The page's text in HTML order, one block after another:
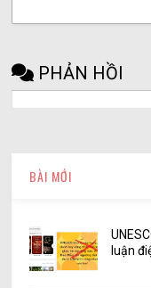
PHẢN HỒI
BÀI MỚI
luận